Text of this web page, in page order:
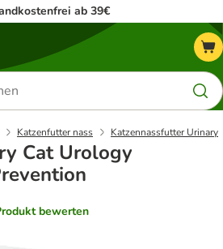
ab 39€
Katzenfutter nass Katzennassfutter Urinary
Cat Urology
bewerten